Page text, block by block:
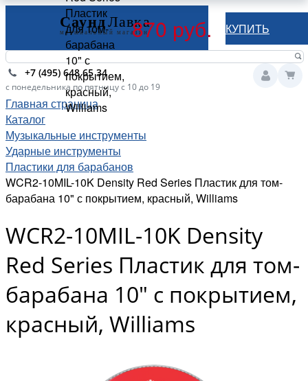
+7 (495) 648 65 34
с понедельника по пятницу с 10 до 19
Главная страница
Каталог
Музыкальные инструменты
Ударные инструменты
Пластики для барабанов
WCR2-10MIL-10K Density Red Series Пластик для том-
барабана 10" с покрытием, красный, Williams
WCR2-10MIL-10K Density
Red Series Пластик для том-
барабана 10" с покрытием,
красный, Williams
Пластик
для том-
барабана
10" с
покрытием,
красный,
Williams
870 руб. КУПИТЬ